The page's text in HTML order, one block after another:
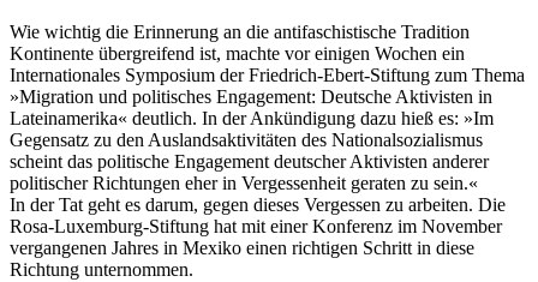
Wie wichtig die Erinnerung an die antifaschistische Tradition
Kontinente übergreifend ist, machte vor einigen Wochen ein
Internationales Symposium der Friedrich-Ebert-Stiftung zum Thema
»Migration und politisches Engagement: Deutsche Aktivisten in
Lateinamerika« deutlich. In der Ankündigung dazu hieß es: »Im
Gegensatz zu den Auslandsaktivitäten des Nationalsozialismus
scheint das politische Engagement deutscher Aktivisten anderer
politischer Richtungen eher in Vergessenheit geraten zu sein.«
In der Tat geht es darum, gegen dieses Vergessen zu arbeiten. Die
Rosa-Luxemburg-Stiftung hat mit einer Konferenz im November
vergangenen Jahres in Mexiko einen richtigen Schritt in diese
Richtung unternommen.